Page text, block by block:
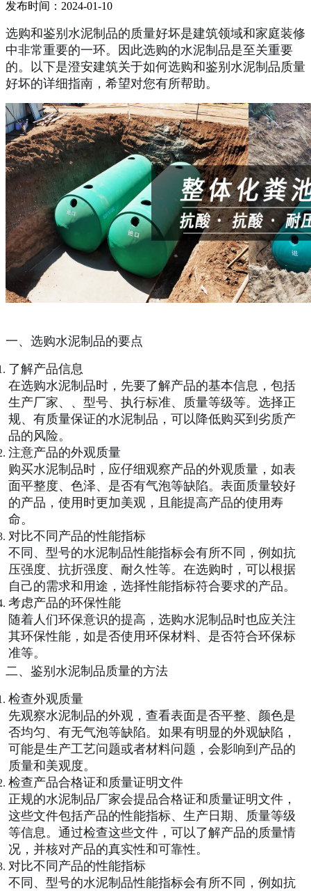
发布时间：2024-01-10
选购和鉴别水泥制品的质量好坏是建筑领域和家庭装修
中非常重要的一环。因此选购的水泥制品是至关重要
的。以下是澄安建筑关于如何选购和鉴别水泥制品质量
好坏的详细指南，希望对您有所帮助。
一、选购水泥制品的要点
了解产品信息
在选购水泥制品时，先要了解产品的基本信息，包括
生产厂家、、型号、执行标准、质量等级等。选择正
规、有质量保证的水泥制品，可以降低购买到劣质产
品的风险。
注意产品的外观质量
购买水泥制品时，应仔细观察产品的外观质量，如表
面平整度、色泽、是否有气泡等缺陷。表面质量较好
的产品，使用时更加美观，且能提高产品的使用寿
命。
对比不同产品的性能指标
不同、型号的水泥制品性能指标会有所不同，例如抗
压强度、抗折强度、耐久性等。在选购时，可以根据
自己的需求和用途，选择性能指标符合要求的产品。
考虑产品的环保性能
随着人们环保意识的提高，选购水泥制品时也应关注
其环保性能，如是否使用环保材料、是否符合环保标
准等。
二、鉴别水泥制品质量的方法
检查外观质量
先观察水泥制品的外观，查看表面是否平整、颜色是
否均匀、有无气泡等缺陷。如果有明显的外观缺陷，
可能是生产工艺问题或者材料问题，会影响到产品的
质量和美观度。
检查产品合格证和质量证明文件
正规的水泥制品厂家会提品合格证和质量证明文件，
这些文件包括产品的性能指标、生产日期、质量等级
等信息。通过检查这些文件，可以了解产品的质量情
况，并核对产品的真实性和可靠性。
对比不同产品的性能指标
不同、型号的水泥制品性能指标会有所不同，例如抗